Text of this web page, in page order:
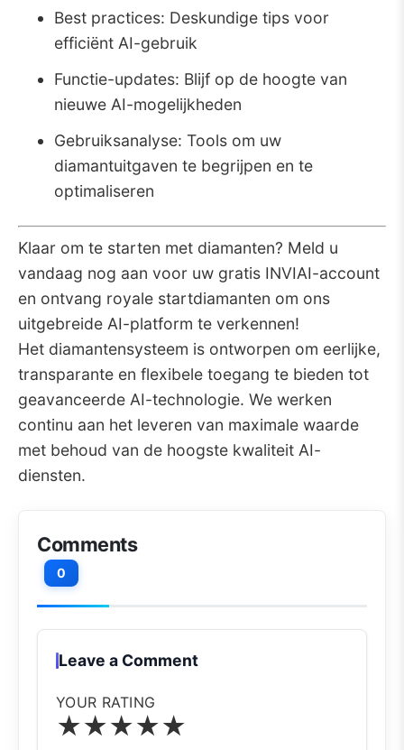
Best practices: Deskundige tips voor
efficiënt AI-gebruik
Functie-updates: Blijf op de hoogte van
nieuwe AI-mogelijkheden
Gebruiksanalyse: Tools om uw
diamantuitgaven te begrijpen en te
optimaliseren
Klaar om te starten met diamanten? Meld u
vandaag nog aan voor uw gratis INVIAI-account
en ontvang royale startdiamanten om ons
uitgebreide AI-platform te verkennen!
Het diamantensysteem is ontworpen om eerlijke,
transparante en flexibele toegang te bieden tot
geavanceerde AI-technologie. We werken
continu aan het leveren van maximale waarde
met behoud van de hoogste kwaliteit AI-
diensten.
Comments
0
Leave a Comment
YOUR RATING
★★★★★